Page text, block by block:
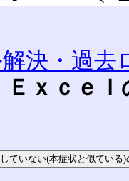
決・過去
ｘｃｅｌ